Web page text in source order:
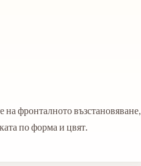
фронталното възстановяване,
по форма и цвят.